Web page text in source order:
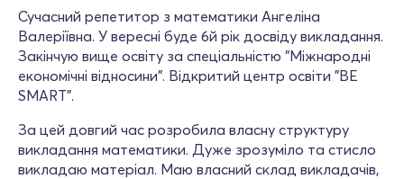
Сучасний репетитор з математики Ангеліна
Валеріївна. У вересні буде 6й рік досвіду викладання.
Закінчую вище освіту за спеціальністю "Міжнародні
економічні відносини". Відкритий центр освіти "BE
SMART".
За цей довгий час розробила власну структуру
викладання математики. Дуже зрозуміло та стисло
викладаю матеріал. Маю власний склад викладачів,